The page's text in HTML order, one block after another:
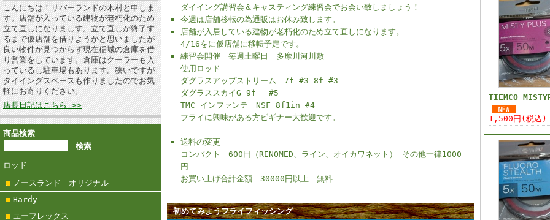
こんにちは！リバーランドの木村と申しま
す。店舗が入っている建物が老朽化のため
立て直しになりましす。立て直しが終了す
るまで仮店舗を借りようかと思いましたが
良い物件が見つからず現在稲城の倉庫を借
り営業をしています。倉庫はクーラーも入
っているし駐車場もあります。狭いですが
タイイングスペースも作りましたのでお気
軽にお寄りください。
店長日記はこちら >>
商品検索
ロッド
ノースランド オリジナル
Hardy
ユーフレックス
ダイイング講習会＆キャスティング練習会でお会い致しましょう！
今週は店舗移転の為通販はお休み致します。
店舗が入居している建物が老朽化のため立て直しになります。
4/16をに仮店舗に移転予定です。
練習会開催 毎週土曜日 多摩川河川敷
使用ロッド
ダグラスアップストリーム 7f #3 8f #3
ダグラススカイG 9f #5
TMC インファンテ NSF 8f1in #4
フライに興味がある方ビギナー大歓迎です。
送料の変更
コンパクト 600円（RENOMED、ライン、オイカワネット） その他一律1000
円
お買い上げ合計金額 30000円以上 無料
初めてみようフライフィッシング
TIEMCO
1,500円(税込)